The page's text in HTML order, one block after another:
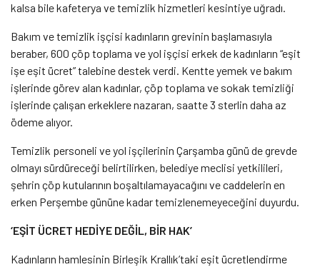
kalsa bile kafeterya ve temizlik hizmetleri kesintiye uğradı.
Bakım ve temizlik işçisi kadınların grevinin başlamasıyla
beraber, 600 çöp toplama ve yol işçisi erkek de kadınların “eşit
işe eşit ücret” talebine destek verdi. Kentte yemek ve bakım
işlerinde görev alan kadınlar, çöp toplama ve sokak temizliği
işlerinde çalışan erkeklere nazaran, saatte 3 sterlin daha az
ödeme alıyor.
Temizlik personeli ve yol işçilerinin Çarşamba günü de grevde
olmayı sürdüreceği belirtilirken, belediye meclisi yetkilileri,
şehrin çöp kutularının boşaltılamayacağını ve caddelerin en
erken Perşembe gününe kadar temizlenemeyeceğini duyurdu.
‘EŞİT ÜCRET HEDİYE DEĞİL, BİR HAK’
Kadınların hamlesinin Birleşik Krallık’taki eşit ücretlendirme